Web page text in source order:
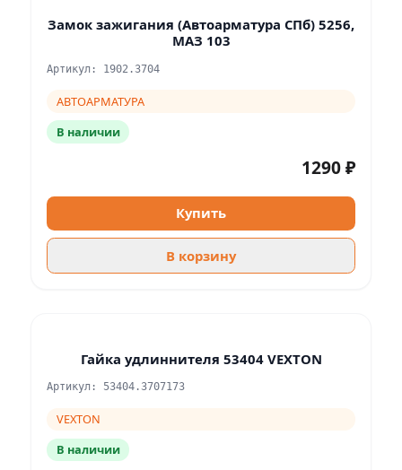
Замок зажигания (Автоарматура СПб) 5256,
МАЗ 103
Артикул: 1902.3704
АВТОАРМАТУРА
В наличии
1290 ₽
Купить
В корзину
Гайка удлиннителя 53404 VEXTON
Артикул: 53404.3707173
VEXTON
В наличии